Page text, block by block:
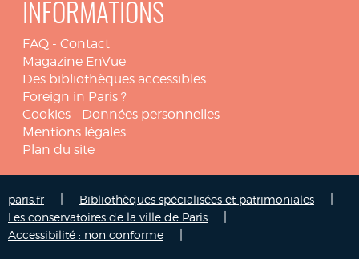
INFORMATIONS
FAQ - Contact
Magazine EnVue
Des bibliothèques accessibles
Foreign in Paris ?
Cookies - Données personnelles
Mentions légales
Plan du site
paris.fr Bibliothèques spécialisées et patrimoniales
Les conservatoires de la ville de Paris
Accessibilité : non conforme